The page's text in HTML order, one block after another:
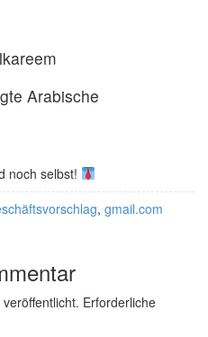
Arabische
noch selbst!
, gmail.com
Erforderliche